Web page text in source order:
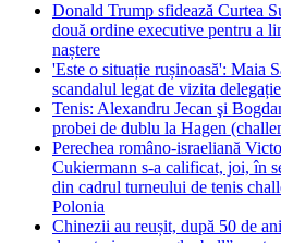
Donald Trump sfidează Curtea
două ordine executive pentru a
naștere
'Este o situație rușinoasă': Maia
scandalul legat de vizita
Tenis: Alexandru Jecan şi
probei de dublu la Hagen
Perechea româno-israeliană
Cukiermann s-a calificat, joi, în
din cadrul turneului de tenis
Polonia
Chinezii au reușit, după 50 de